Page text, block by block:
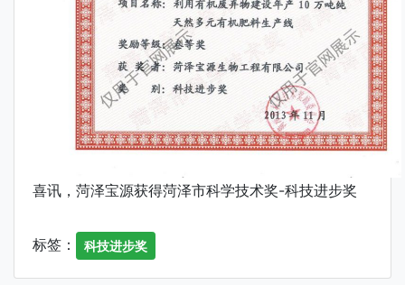
喜讯，菏泽宝源获得菏泽市科学技术奖-科技进步奖
标签： 科技进步奖